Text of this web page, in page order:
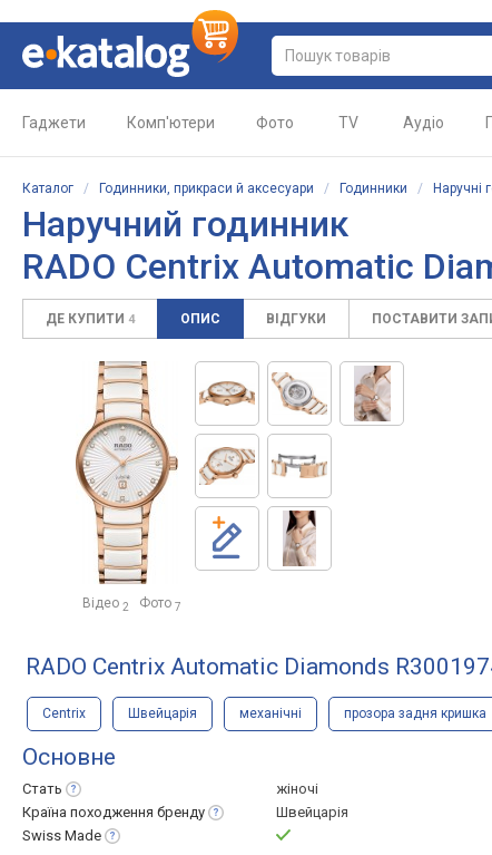
Гаджети Комп'ютери Фото TV Аудіо
Каталог / Годинники, прикраси й аксесуари / Годинники / Наручні
Наручний годинник
RADO Centrix Automatic
ДЕ КУПИТИ 4 ОПИС ВІДГУКИ ПОСТАВИТИ
Відео 2 Фото 7
RADO Centrix Automatic Diamonds
Centrix Швейцарія механічні прозора задня кришка
Основне
Стать
жіночі
Країна походження бренду
Швейцарія
Swiss Made